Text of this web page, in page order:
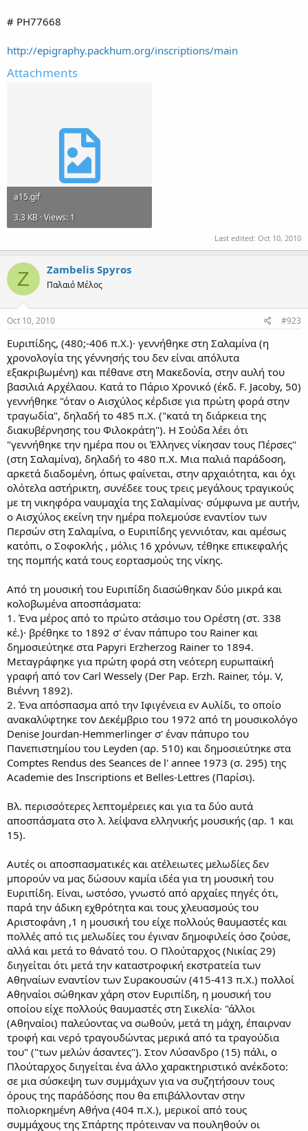
# PH77668
http://epigraphy.packhum.org/inscriptions/main
Attachments
a15.gif
3.3 KB · Views: 1
Last edited: Oct 10, 2010
Z Zambelis Spyros
Παλαιό Μέλος
Oct 10, 2010 #923
Ευριπίδης, (480;-406 π.Χ.)· γεννήθηκε στη Σαλαμίνα (η
χρονολογία της γέννησής του δεν είναι απόλυτα
εξακριβωμένη) και πέθανε στη Μακεδονία, στην αυλή του
βασιλιά Αρχέλαου. Κατά το Πάριο Χρονικό (έκδ. F. Jacoby, 50)
γεννήθηκε "όταν ο Αισχύλος κέρδισε για πρώτη φορά στην
τραγωδία", δηλαδή το 485 π.Χ. ("κατά τη διάρκεια της
διακυβέρνησης του Φιλοκράτη"). Η Σούδα λέει ότι
"γεννήθηκε την ημέρα που οι Έλληνες νίκησαν τους Πέρσες"
(στη Σαλαμίνα), δηλαδή το 480 π.Χ. Μια παλιά παράδοση,
αρκετά διαδομένη, όπως φαίνεται, στην αρχαιότητα, και όχι
ολότελα αστήρικτη, συνέδεε τους τρεις μεγάλους τραγικούς
με τη νικηφόρα ναυμαχία της Σαλαμίνας· σύμφωνα με αυτήν,
ο Αισχύλος εκείνη την ημέρα πολεμούσε εναντίον των
Περσών στη Σαλαμίνα, ο Ευριπίδης γεννιόταν, και αμέσως
κατόπι, ο Σοφοκλής , μόλις 16 χρόνων, τέθηκε επικεφαλής
της πομπής κατά τους εορτασμούς της νίκης.
Από τη μουσική του Ευριπίδη διασώθηκαν δύο μικρά και
κολοβωμένα αποσπάσματα:
1. Ένα μέρος από το πρώτο στάσιμο του Ορέστη (στ. 338
κέ.)· βρέθηκε το 1892 σ' έναν πάπυρο του Rainer και
δημοσιεύτηκε στα Papyri Erzherzog Rainer το 1894.
Μεταγράφηκε για πρώτη φορά στη νεότερη ευρωπαϊκή
γραφή από τον Carl Wessely (Der Pap. Erzh. Rainer, τόμ. V,
Βιέννη 1892).
2. Ένα απόσπασμα από την Ιφιγένεια εν Αυλίδι, το οποίο
ανακαλύφτηκε τον Δεκέμβριο του 1972 από τη μουσικολόγο
Denise Jourdan-Hemmerlinger σ' έναν πάπυρο του
Πανεπιστημίου του Leyden (αρ. 510) και δημοσιεύτηκε στα
Comptes Rendus des Seances de l' annee 1973 (σ. 295) της
Academie des Inscriptions et Belles-Lettres (Παρίσι).
Bλ. περισσότερες λεπτομέρειες και για τα δύο αυτά
αποσπάσματα στο λ. λείψανα ελληνικής μουσικής (αρ. 1 και
15).
Αυτές οι αποσπασματικές και ατέλειωτες μελωδίες δεν
μπορούν να μας δώσουν καμία ιδέα για τη μουσική του
Ευριπίδη. Είναι, ωστόσο, γνωστό από αρχαίες πηγές ότι,
παρά την άδικη εχθρότητα και τους χλευασμούς του
Αριστοφάνη ,1 η μουσική του είχε πολλούς θαυμαστές και
πολλές από τις μελωδίες του έγιναν δημοφιλείς όσο ζούσε,
αλλά και μετά το θάνατό του. Ο Πλούταρχος (Νικίας 29)
διηγείται ότι μετά την καταστροφική εκστρατεία των
Αθηναίων εναντίον των Συρακουσών (415-413 π.Χ.) πολλοί
Αθηναίοι σώθηκαν χάρη στον Ευριπίδη, η μουσική του
οποίου είχε πολλούς θαυμαστές στη Σικελία· "άλλοι
(Αθηναίοι) παλεύοντας να σωθούν, μετά τη μάχη, έπαιρναν
τροφή και νερό τραγουδώντας μερικά από τα τραγούδια
του" ("των μελών άσαντες"). Στον Λύσανδρο (15) πάλι, ο
Πλούταρχος διηγείται ένα άλλο χαρακτηριστικό ανέκδοτο:
σε μια σύσκεψη των συμμάχων για να συζητήσουν τους
όρους της παράδόσης που θα επιβάλλονταν στην
πολιορκημένη Αθήνα (404 π.Χ.), μερικοί από τους
συμμάχους της Σπάρτης πρότειναν να πουληθούν οι